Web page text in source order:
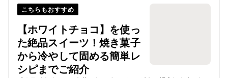
こちらもおすすめ
【ホワイトチョコ】を使っ
た絶品スイーツ！焼き菓子
から冷やして固める簡単レ
シピまでご紹介